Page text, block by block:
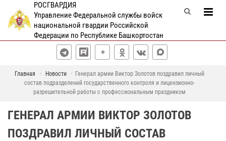
РОСГВАРДИЯ
Управление Федеральной службы войск
национальной гвардии Российской
Федерации по Республике Башкортостан
Главная Новости
Генерал армии Виктор Золотов поздравил личный
состав подразделений государственного контроля и лицензионно-
разрешительной работы с профессиональным праздником
ГЕНЕРАЛ АРМИИ ВИКТОР ЗОЛОТОВ
ПОЗДРАВИЛ ЛИЧНЫЙ СОСТАВ